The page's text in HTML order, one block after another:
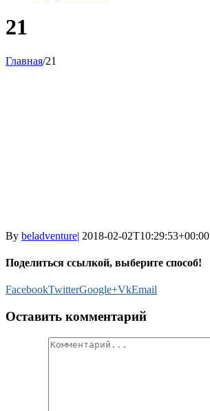
21
Главная/21
By beladventure| 2018-02-02T10:29:53+00:00
Поделиться ссылкой, выберите способ!
FacebookTwitterGoogle+VkEmail
Оставить комментарий